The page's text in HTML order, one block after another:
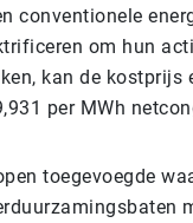
conventionele
om hun
kan de kostprijs
per MWh
toegevoegde